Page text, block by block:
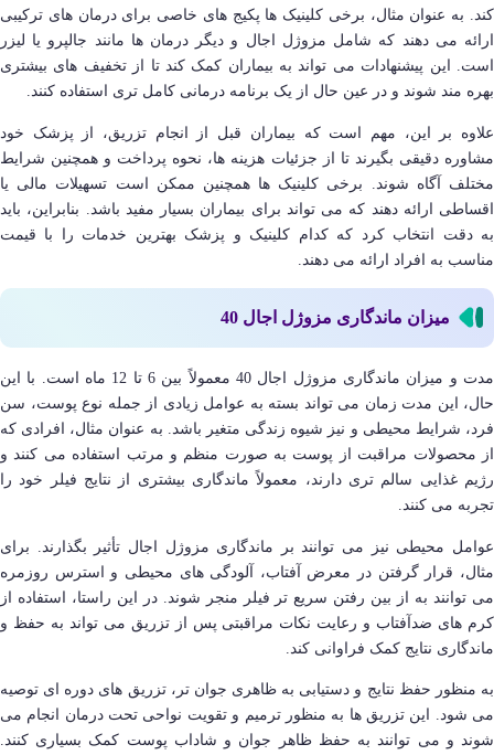
کند. به عنوان مثال، برخی کلینیک ها پکیج های خاصی برای درمان های ترکیبی
ارائه می دهند که شامل مزوژل اجال و دیگر درمان ها مانند جالپرو یا لیزر
است. این پیشنهادات می تواند به بیماران کمک کند تا از تخفیف های بیشتری
بهره مند شوند و در عین حال از یک برنامه درمانی کامل تری استفاده کنند.
علاوه بر این، مهم است که بیماران قبل از انجام تزریق، از پزشک خود
مشاوره دقیقی بگیرند تا از جزئیات هزینه ها، نحوه پرداخت و همچنین شرایط
مختلف آگاه شوند. برخی کلینیک ها همچنین ممکن است تسهیلات مالی یا
اقساطی ارائه دهند که می تواند برای بیماران بسیار مفید باشد. بنابراین، باید
به دقت انتخاب کرد که کدام کلینیک و پزشک بهترین خدمات را با قیمت
مناسب به افراد ارائه می دهند.
میزان ماندگاری مزوژل اجال 40
مدت و میزان ماندگاری مزوژل اجال 40 معمولاً بین 6 تا 12 ماه است. با این
حال، این مدت زمان می تواند بسته به عوامل زیادی از جمله نوع پوست، سن
فرد، شرایط محیطی و نیز شیوه زندگی متغیر باشد. به عنوان مثال، افرادی که
از محصولات مراقبت از پوست به صورت منظم و مرتب استفاده می کنند و
رژیم غذایی سالم تری دارند، معمولاً ماندگاری بیشتری از نتایج فیلر خود را
تجربه می کنند.
عوامل محیطی نیز می توانند بر ماندگاری مزوژل اجال تأثیر بگذارند. برای
مثال، قرار گرفتن در معرض آفتاب، آلودگی های محیطی و استرس روزمره
می توانند به از بین رفتن سریع تر فیلر منجر شوند. در این راستا، استفاده از
کرم های ضدآفتاب و رعایت نکات مراقبتی پس از تزریق می تواند به حفظ و
ماندگاری نتایج کمک فراوانی کند.
به منظور حفظ نتایج و دستیابی به ظاهری جوان تر، تزریق های دوره ای توصیه
می شود. این تزریق ها به منظور ترمیم و تقویت نواحی تحت درمان انجام می
شوند و می توانند به حفظ ظاهر جوان و شاداب پوست کمک بسیاری کنند.